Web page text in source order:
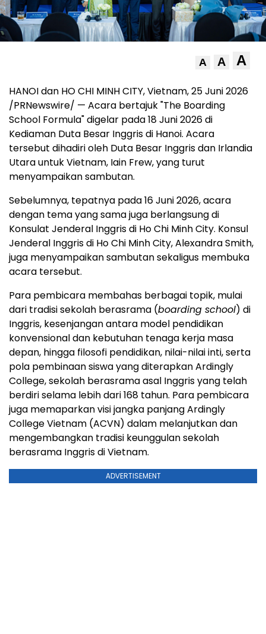
A A A
HANOI dan HO CHI MINH CITY, Vietnam,25 Juni 2026
/PRNewswire/ — Acara bertajuk "The Boarding
School Formula" digelar pada 18 Juni 2026 di
Kediaman Duta Besar Inggris di Hanoi. Acara
tersebut dihadiri oleh Duta Besar Inggris dan Irlandia
Utara untuk Vietnam, Iain Frew, yang turut
menyampaikan sambutan.
Sebelumnya, tepatnya pada 16 Juni 2026, acara
dengan tema yang sama juga berlangsung di
Konsulat Jenderal Inggris di Ho Chi Minh City. Konsul
Jenderal Inggris di Ho Chi Minh City, Alexandra Smith,
juga menyampaikan sambutan sekaligus membuka
acara tersebut.
Para pembicara membahas berbagai topik, mulai
dari tradisi sekolah berasrama (boarding school) di
Inggris, kesenjangan antara model pendidikan
konvensional dan kebutuhan tenaga kerja masa
depan, hingga filosofi pendidikan, nilai-nilai inti, serta
pola pembinaan siswa yang diterapkan Ardingly
College, sekolah berasrama asal Inggris yang telah
berdiri selama lebih dari 168 tahun. Para pembicara
juga memaparkan visi jangka panjang Ardingly
College Vietnam (ACVN) dalam melanjutkan dan
mengembangkan tradisi keunggulan sekolah
berasrama Inggris di Vietnam.
ADVERTISEMENT